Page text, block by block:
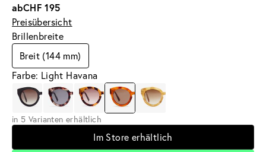
abCHF 195
Preisübersicht
Brillenbreite
Breit (144 mm)
Farbe: Light Havana
in 5 Varianten erhältlich
Im Store erhältlich